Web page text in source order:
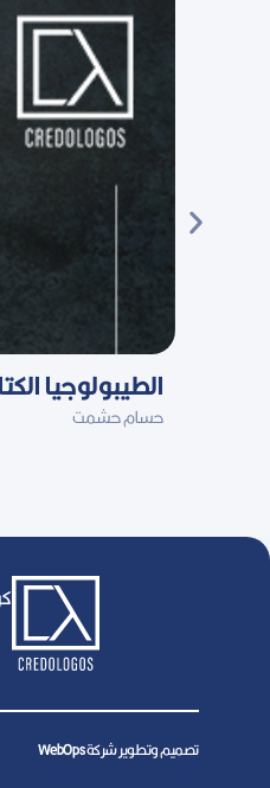
الطيبولوجيا
حسام حشمت
تصميم وتطوير شركةWebOps